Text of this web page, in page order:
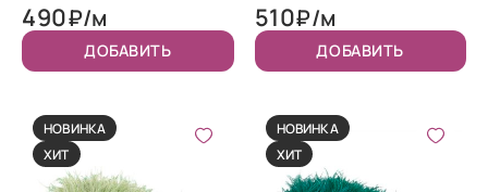
490₽/м
ДОБАВИТЬ
510₽/м
ДОБАВИТЬ
НОВИНКА
ХИТ
НОВИНКА
ХИТ